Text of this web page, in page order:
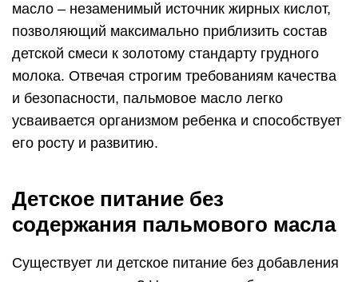
масло – незаменимый источник жирных кислот,
позволяющий максимально приблизить состав
детской смеси к золотому стандарту грудного
молока. Отвечая строгим требованиям качества
и безопасности, пальмовое масло легко
усваивается организмом ребенка и способствует
его росту и развитию.
Детское питание без
содержания пальмового масла
Существует ли детское питание без добавления